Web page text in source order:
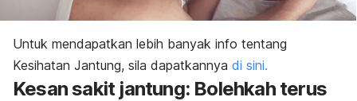
Untuk mendapatkan lebih banyak info tentang
Kesihatan Jantung, sila dapatkannya di sini.
Kesan sakit jantung: Bolehkah terus